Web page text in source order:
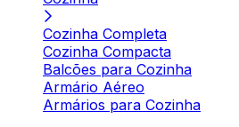
Cozinha Completa
Cozinha Compacta
Balcões para Cozinha
Armário Aéreo
Armários para Cozinha